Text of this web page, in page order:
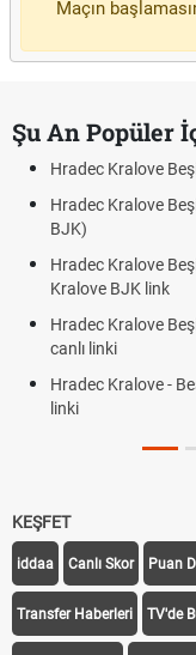
Maçın
Şu An Popüler
Hradec Kralove
Hradec Kralove
BJK)
Hradec Kralove
Kralove BJK link
Hradec Kralove
canlı linki
Hradec Kralove -
linki
KEŞFET
iddaa Canlı Skor Puan
Transfer Haberleri TV'de